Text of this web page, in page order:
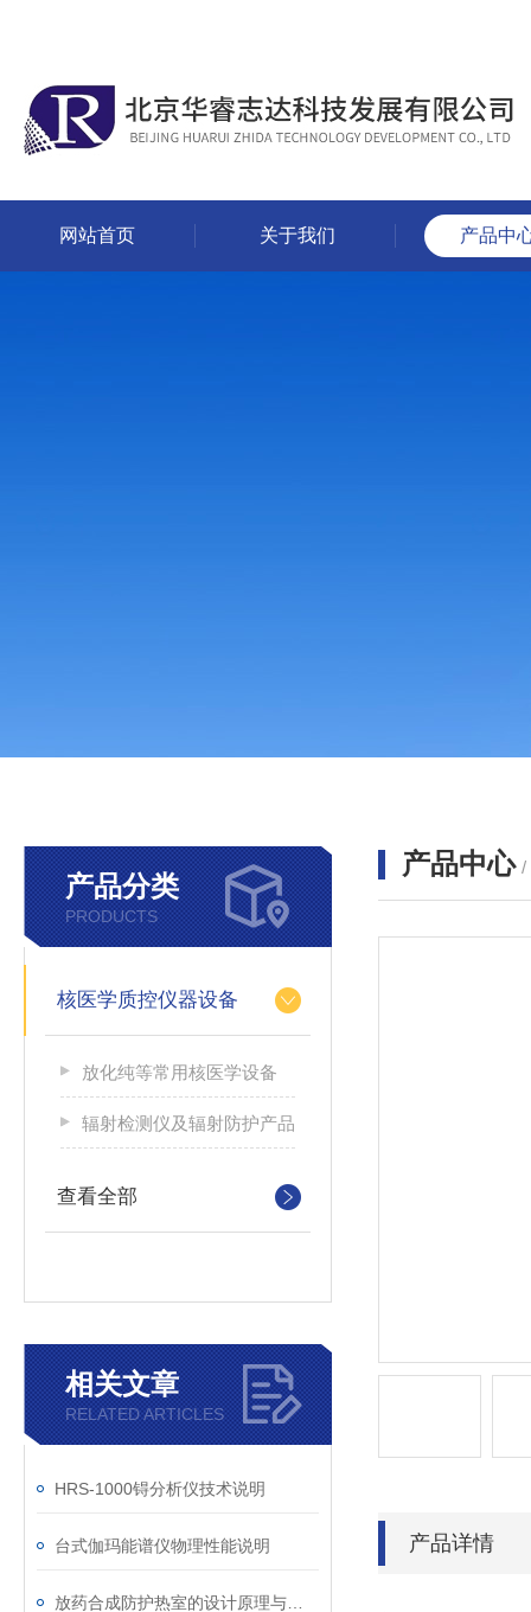
网站首页 关于我们 产品中
产品分类
PRODUCTS
核医学质控仪器设备
放化纯等常用核医学设备
辐射检测仪及辐射防护产品
查看全部
相关文章
RELATED ARTICLES
HRS-1000锝分析仪技术说明
台式伽玛能谱仪物理性能说明
产品中心 /
产品详情